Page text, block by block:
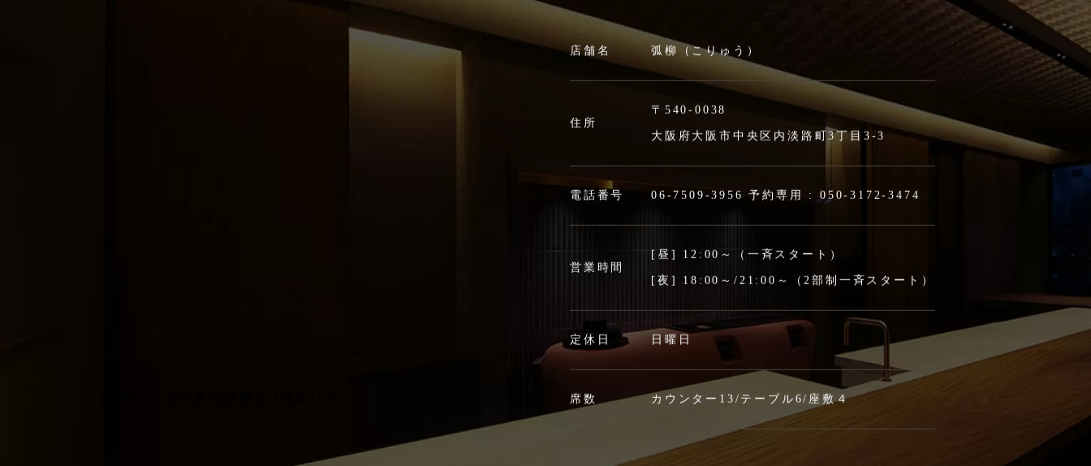
店舗名 弧柳（こりゅう）
住所
〒540-0038
大阪府大阪市中央区内淡路町3丁目3-3
電話番号 06-7509-3956 予約専用 :050-3172-3474
営業時間
[昼] 12:00～（一斉スタート）
[夜] 18:00～/21:00～（2部制一斉スタート）
定休日 日曜日
席数 カウンター13/テーブル6/座敷４